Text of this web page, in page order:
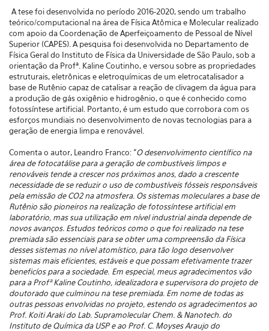
A tese foi desenvolvida no período 2016-2020, sendo um trabalho
teórico/computacional na área de Física Atômica e Molecular realizado
com apoio da Coordenação de Aperfeiçoamento de Pessoal de Nível
Superior (CAPES). A pesquisa foi desenvolvida no Departamento de
Física Geral do Instituto de Física da Universidade de São Paulo, sob a
orientação da Profª. Kaline Coutinho, e versou sobre as propriedades
estruturais, eletrônicas e eletroquímicas de um eletrocatalisador a
base de Rutênio capaz de catalisar a reação de clivagem da água para
a produção de gás oxigênio e hidrogênio, o que é conhecido como
fotossíntese artificial. Portanto, é um estudo que corrobora com os
esforços mundiais no desenvolvimento de novas tecnologias para a
geração de energia limpa e renovável.
Comenta o autor, Leandro Franco: "O desenvolvimento científico na
área de fotocatálise para a geração de combustíveis limpos e
renováveis tende a crescer nos próximos anos, dado a crescente
necessidade de se reduzir o uso de combustíveis fósseis responsáveis
pela emissão de CO2 na atmosfera. Os sistemas moleculares a base de
Rutênio são pioneiros na realização de fotossíntese artificial em
laboratório, mas sua utilização em nível industrial ainda depende de
novos avanços. Estudos teóricos como o que foi realizado na tese
premiada são essenciais para se obter uma compreensão da Física
desses sistemas no nível atomístico, para tão logo desenvolver
sistemas mais eficientes, estáveis e que possam efetivamente trazer
beneficíos para a sociedade. Em especial, meus agradecimentos vão
para a Profª Kaline Coutinho, idealizadora e supervisora do projeto de
doutorado que culminou na tese premiada. Em nome de todas as
outras pessoas envolvidas no projeto, estendo os agradecimentos ao
Prof. Koiti Araki do Lab. Supramolecular Chem. & Nanotech. do
Instituto de Química da USP e ao Prof. C. Moyses Araujo do